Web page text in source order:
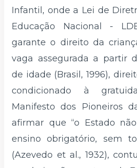
Infantil, onde a Lei de
Educação Nacional -
garante o direito da
vaga assegurada a partir
de idade (Brasil, 1996),
condicionado à
Manifesto dos Pioneiros
afirmar que “o Estado
ensino obrigatório, sem
(Azevedo et al., 1932),